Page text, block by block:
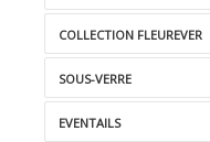
COLLECTION FLEUREVER
SOUS-VERRE
EVENTAILS